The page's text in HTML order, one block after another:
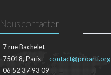
Nous contacter
7 rue Bachelet
75018, Paris
06 52 37 93 09
contact@proarti.org